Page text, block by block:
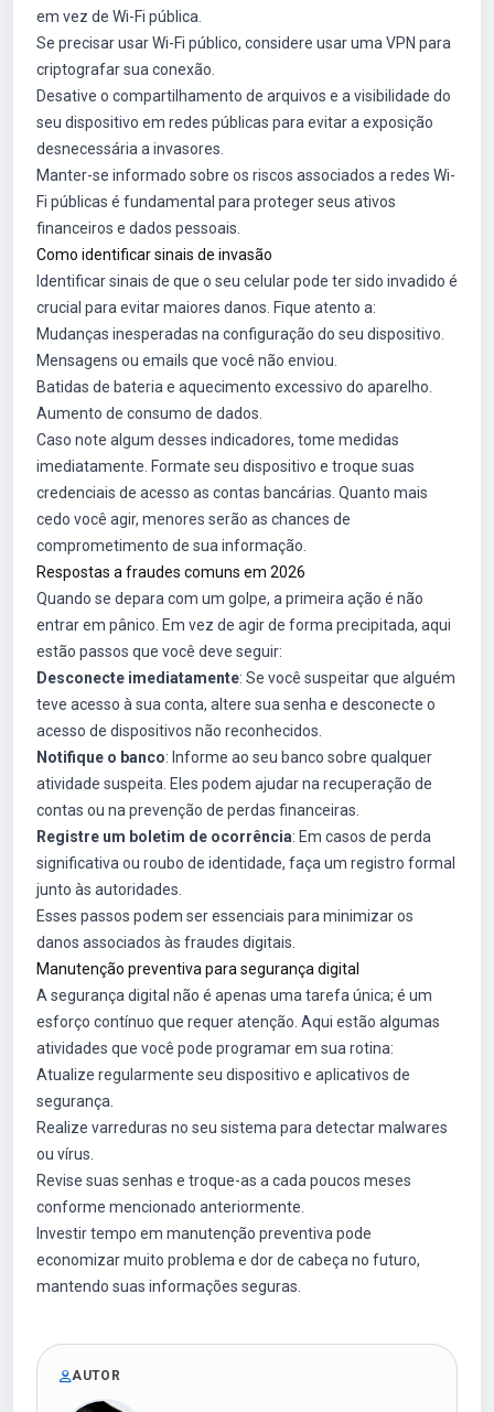
em vez de Wi-Fi pública.
Se precisar usar Wi-Fi público, considere usar uma VPN para
criptografar sua conexão.
Desative o compartilhamento de arquivos e a visibilidade do
seu dispositivo em redes públicas para evitar a exposição
desnecessária a invasores.
Manter-se informado sobre os riscos associados a redes Wi-
Fi públicas é fundamental para proteger seus ativos
financeiros e dados pessoais.
Como identificar sinais de invasão
Identificar sinais de que o seu celular pode ter sido invadido é
crucial para evitar maiores danos. Fique atento a:
Mudanças inesperadas na configuração do seu dispositivo.
Mensagens ou emails que você não enviou.
Batidas de bateria e aquecimento excessivo do aparelho.
Aumento de consumo de dados.
Caso note algum desses indicadores, tome medidas
imediatamente. Formate seu dispositivo e troque suas
credenciais de acesso as contas bancárias. Quanto mais
cedo você agir, menores serão as chances de
comprometimento de sua informação.
Respostas a fraudes comuns em 2026
Quando se depara com um golpe, a primeira ação é não
entrar em pânico. Em vez de agir de forma precipitada, aqui
estão passos que você deve seguir:
Desconecte imediatamente: Se você suspeitar que alguém
teve acesso à sua conta, altere sua senha e desconecte o
acesso de dispositivos não reconhecidos.
Notifique o banco: Informe ao seu banco sobre qualquer
atividade suspeita. Eles podem ajudar na recuperação de
contas ou na prevenção de perdas financeiras.
Registre um boletim de ocorrência: Em casos de perda
significativa ou roubo de identidade, faça um registro formal
junto às autoridades.
Esses passos podem ser essenciais para minimizar os
danos associados às fraudes digitais.
Manutenção preventiva para segurança digital
A segurança digital não é apenas uma tarefa única; é um
esforço contínuo que requer atenção. Aqui estão algumas
atividades que você pode programar em sua rotina:
Atualize regularmente seu dispositivo e aplicativos de
segurança.
Realize varreduras no seu sistema para detectar malwares
ou vírus.
Revise suas senhas e troque-as a cada poucos meses
conforme mencionado anteriormente.
Investir tempo em manutenção preventiva pode
economizar muito problema e dor de cabeça no futuro,
mantendo suas informações seguras.
AUTOR